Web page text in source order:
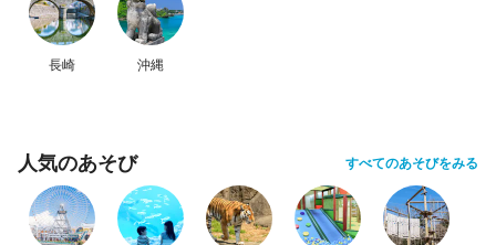
長崎 沖縄
人気のあそび すべてのあそびをみる